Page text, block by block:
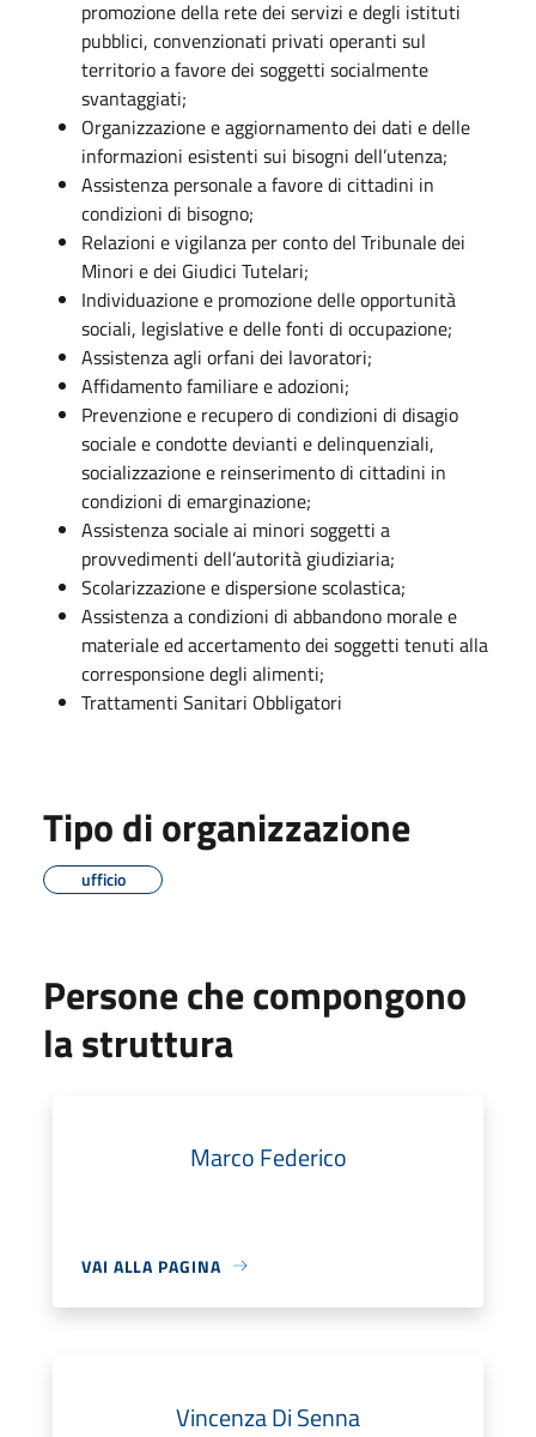
promozione della rete dei servizi e degli istituti
pubblici, convenzionati privati operanti sul
territorio a favore dei soggetti socialmente
svantaggiati;
Organizzazione e aggiornamento dei dati e delle
informazioni esistenti sui bisogni dell’utenza;
Assistenza personale a favore di cittadini in
condizioni di bisogno;
Relazioni e vigilanza per conto del Tribunale dei
Minori e dei Giudici Tutelari;
Individuazione e promozione delle opportunità
sociali, legislative e delle fonti di occupazione;
Assistenza agli orfani dei lavoratori;
Affidamento familiare e adozioni;
Prevenzione e recupero di condizioni di disagio
sociale e condotte devianti e delinquenziali,
socializzazione e reinserimento di cittadini in
condizioni di emarginazione;
Assistenza sociale ai minori soggetti a
provvedimenti dell’autorità giudiziaria;
Scolarizzazione e dispersione scolastica;
Assistenza a condizioni di abbandono morale e
materiale ed accertamento dei soggetti tenuti alla
corresponsione degli alimenti;
Trattamenti Sanitari Obbligatori
Tipo di organizzazione
ufficio
Persone che compongono
la struttura
Marco Federico
VAI ALLA PAGINA
Vincenza Di Senna